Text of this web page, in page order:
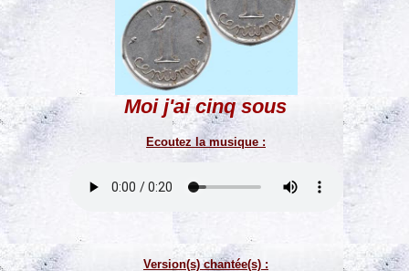
Moi j'ai cinq sous
Ecoutez la musique :
Version(s) chantée(s) :